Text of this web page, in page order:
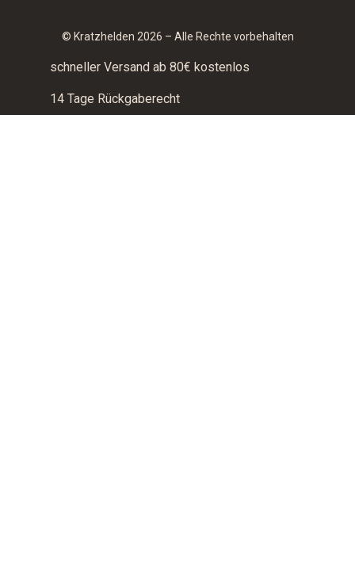
© Kratzhelden 2026 – Alle Rechte vorbehalten
schneller Versand ab 80€ kostenlos
14 Tage Rückgaberecht